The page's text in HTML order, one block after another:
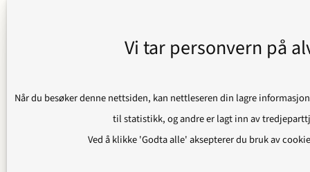
«I virksomhet som er
bundet av tariffavtale
inngått med fagforening
Vi tar personvern på
Når du besøker denne nettsiden, kan nettleseren din lagre
til statistikk, og andre er lagt inn av
Ved å klikke 'Godta alle' aksepterer du bruk av